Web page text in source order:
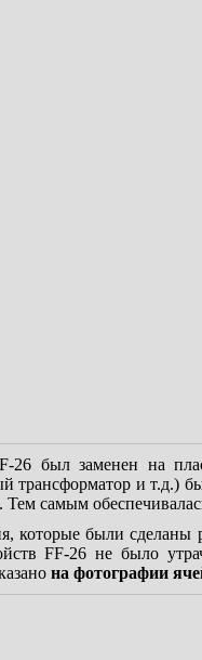
26 был заменен на
трансформатор и т.д.)
Тем самым
которые были сделаны
FF-26 не было
на фотографии